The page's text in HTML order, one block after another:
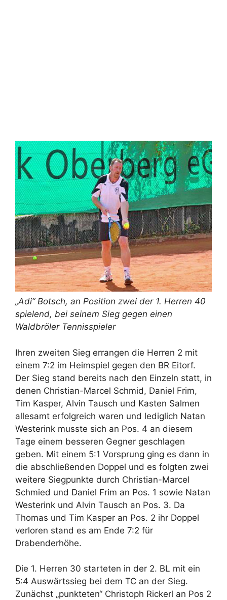
„Adi“ Botsch, an Position zwei der 1. Herren 40
spielend, bei seinem Sieg gegen einen
Waldbröler Tennisspieler
Ihren zweiten Sieg errangen die Herren 2 mit
einem 7:2 im Heimspiel gegen den BR Eitorf.
Der Sieg stand bereits nach den Einzeln statt, in
denen Christian-Marcel Schmid, Daniel Frim,
Tim Kasper, Alvin Tausch und Kasten Salmen
allesamt erfolgreich waren und lediglich Natan
Westerink musste sich an Pos. 4 an diesem
Tage einem besseren Gegner geschlagen
geben. Mit einem 5:1 Vorsprung ging es dann in
die abschließenden Doppel und es folgten zwei
weitere Siegpunkte durch Christian-Marcel
Schmied und Daniel Frim an Pos. 1 sowie Natan
Westerink und Alvin Tausch an Pos. 3. Da
Thomas und Tim Kasper an Pos. 2 ihr Doppel
verloren stand es am Ende 7:2 für
Drabenderhöhe.
Die 1. Herren 30 starteten in der 2. BL mit ein
5:4 Auswärtssieg bei dem TC an der Sieg.
Zunächst „punkteten“ Christoph Rickerl an Pos 2